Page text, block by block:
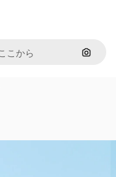
画像で